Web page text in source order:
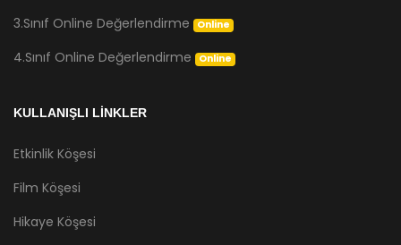
3.Sınıf Online Değerlendirme Online
4.Sınıf Online Değerlendirme Online
KULLANIŞLI LİNKLER
Etkinlik Köşesi
Film Köşesi
Hikaye Köşesi